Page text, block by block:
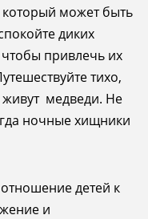
который может быть
диких
привлечь их
тихо,
живут медведи. Не
ночные хищники
детей к
и